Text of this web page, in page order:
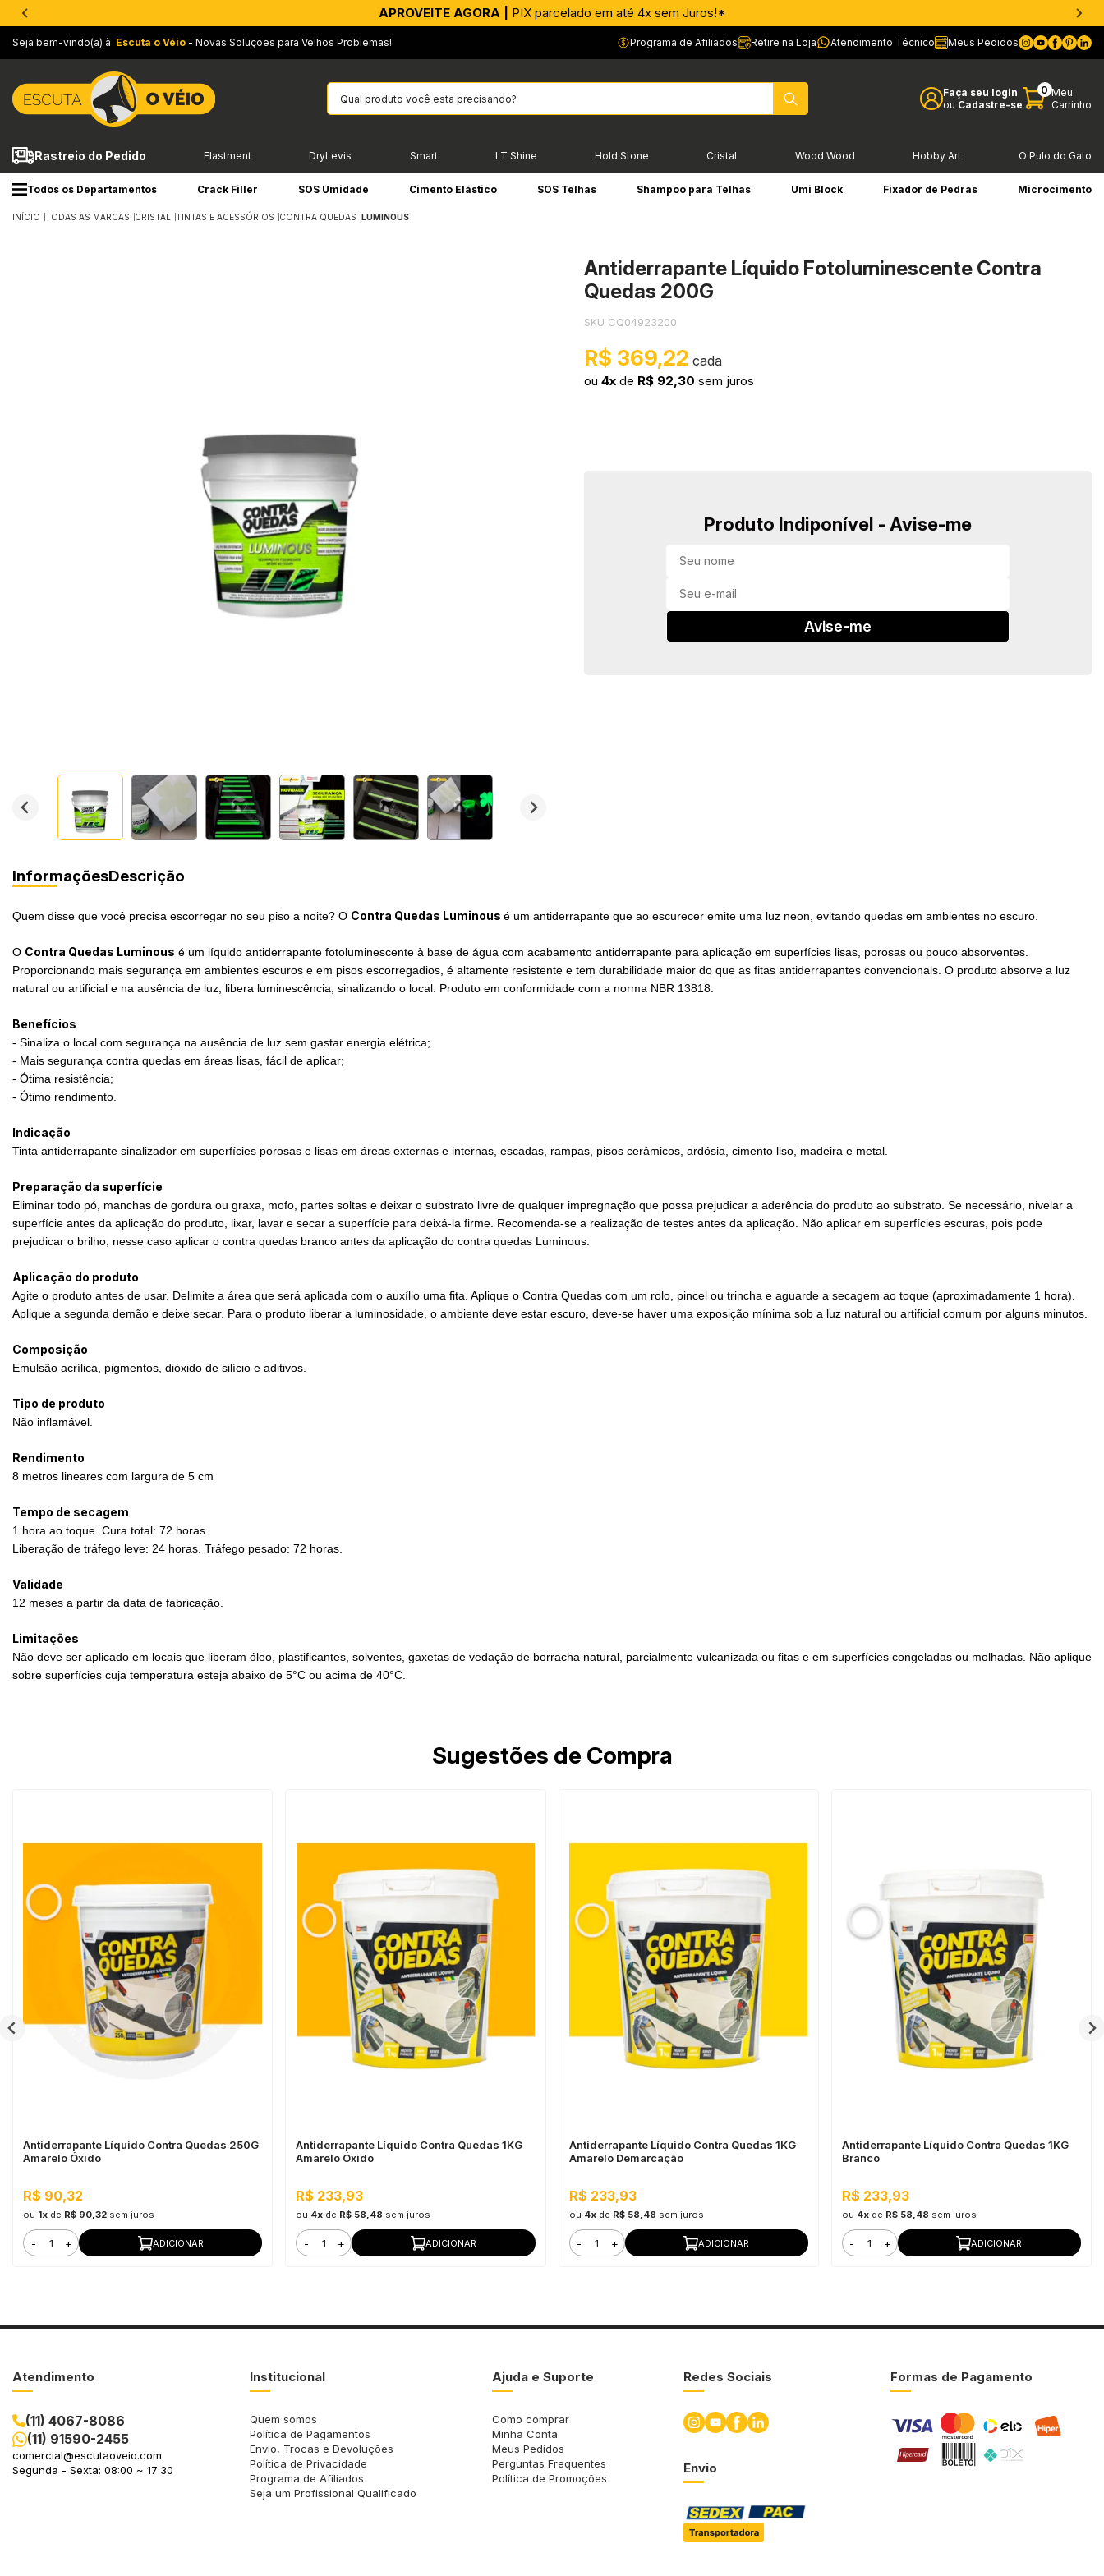
APROVEITE AGORA | PIX parcelado em até 4x sem Juros!*
Seja bem-vindo(a) à Escuta o Véio - Novas Soluções para Velhos Problemas! Programa de Afiliados Retire na Loja Atendimento Técnico Meus Pedidos
Faça seu login
ou Cadastre-se
0 Meu
Carrinho
Rastreio do Pedido Elastment DryLevis Smart LT Shine Hold Stone Cristal Wood Wood Hobby Art O Pulo do Gato
Todos os Departamentos Crack Filler SOS Umidade Cimento Elástico SOS Telhas Shampoo para Telhas Umi Block Fixador de Pedras Microcimento
INÍCIO TODAS AS MARCAS CRISTAL TINTAS E ACESSÓRIOS CONTRA QUEDAS LUMINOUS
Antiderrapante Líquido Fotoluminescente Contra
Quedas 200G
SKU CQ04923200
R$ 369,22
ou4x de R$ 92,30 sem juros
Produto Indiponível - Avise-me
Avise-me
InformaçõesDescrição
Quem disse que você precisa escorregar no seu piso a noite? O Contra Quedas Luminous é um antiderrapante que ao escurecer emite uma luz neon, evitando quedas em ambientes no escuro.
O Contra Quedas Luminous é um líquido antiderrapante fotoluminescente à base de água com acabamento antiderrapante para aplicação em superfícies lisas, porosas ou pouco absorventes.
Proporcionando mais segurança em ambientes escuros e em pisos escorregadios, é altamente resistente e tem durabilidade maior do que as fitas antiderrapantes convencionais. O produto absorve a luz
natural ou artificial e na ausência de luz, libera luminescência, sinalizando o local. Produto em conformidade com a norma NBR 13818.
Benefícios
- Sinaliza o local com segurança na ausência de luz sem gastar energia elétrica;
- Mais segurança contra quedas em áreas lisas, fácil de aplicar;
- Ótima resistência;
- Ótimo rendimento.
Indicação
Tinta antiderrapante sinalizador em superfícies porosas e lisas em áreas externas e internas, escadas, rampas, pisos cerâmicos, ardósia, cimento liso, madeira e metal.
Preparação da superfície
Eliminar todo pó, manchas de gordura ou graxa, mofo, partes soltas e deixar o substrato livre de qualquer impregnação que possa prejudicar a aderência do produto ao substrato. Se necessário, nivelar a
superfície antes da aplicação do produto, lixar, lavar e secar a superfície para deixá-la firme. Recomenda-se a realização de testes antes da aplicação. Não aplicar em superfícies escuras, pois pode
prejudicar o brilho, nesse caso aplicar o contra quedas branco antes da aplicação do contra quedas Luminous.
Aplicação do produto
Agite o produto antes de usar. Delimite a área que será aplicada com o auxílio uma fita. Aplique o Contra Quedas com um rolo, pincel ou trincha e aguarde a secagem ao toque (aproximadamente 1 hora).
Aplique a segunda demão e deixe secar. Para o produto liberar a luminosidade, o ambiente deve estar escuro, deve-se haver uma exposição mínima sob a luz natural ou artificial comum por alguns minutos.
Composição
Emulsão acrílica, pigmentos, dióxido de silício e aditivos.
Tipo de produto
Não inflamável.
Rendimento
8 metros lineares com largura de 5 cm
Tempo de secagem
1 hora ao toque. Cura total: 72 horas.
Liberação de tráfego leve: 24 horas. Tráfego pesado: 72 horas.
Validade
12 meses a partir da data de fabricação.
Limitações
Não deve ser aplicado em locais que liberam óleo, plastificantes, solventes, gaxetas de vedação de borracha natural, parcialmente vulcanizada ou fitas e em superfícies congeladas ou molhadas. Não aplique
sobre superfícies cuja temperatura esteja abaixo de 5°C ou acima de 40°C.
Sugestões de Compra
Antiderrapante Líquido Contra Quedas 250G
Amarelo Óxido
R$ 90,32
ou 1x de R$ 90,32 sem juros
- + ADICIONAR
Antiderrapante Líquido Contra Quedas 1KG
Amarelo Óxido
R$ 233,93
ou 4x de R$ 58,48 sem juros
- + ADICIONAR
Antiderrapante Líquido Contra Quedas 1KG
Amarelo Demarcação
R$ 233,93
ou 4xde R$ 58,48 sem juros
- + ADICIONAR
Antiderrapante Líquido Contra Quedas 1KG
Branco
R$ 233,93
ou 4xde R$ 58,48 sem juros
- + ADICIONAR
Atendimento
(11) 4067-8086
(11) 91590-2455
comercial@escutaoveio.com
Segunda - Sexta: 08:00 ~ 17:30
Institucional
Quem somos
Política de Pagamentos
Envio, Trocas e Devoluções
Política de Privacidade
Programa de Afiliados
Seja um Profissional Qualificado
Ajuda e Suporte
Como comprar
Minha Conta
Meus Pedidos
Perguntas Frequentes
Política de Promoções
Redes Sociais
Envio
Formas de Pagamento